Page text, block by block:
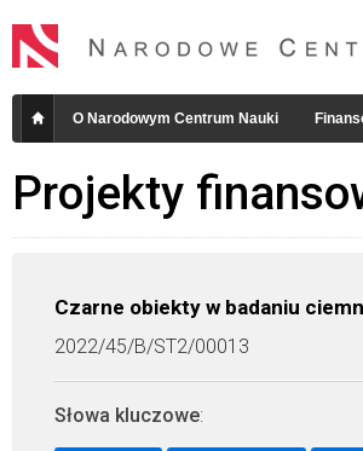
O Narodowym Centrum Nauki
Projekty
Czarne obiekty w badaniu
2022/45/B/ST2/00013
Słowa kluczowe: